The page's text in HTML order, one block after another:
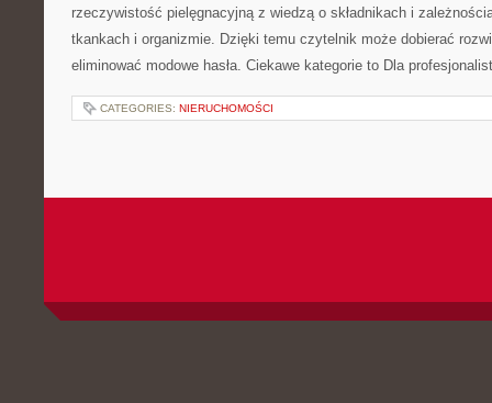
rzeczywistość pielęgnacyjną z wiedzą o składnikach i
tkankach i organizmie. Dzięki temu czytelnik może dobierać
eliminować modowe hasła. Ciekawe kategorie to Dla
CATEGORIES: NIERUCHOMOŚCI